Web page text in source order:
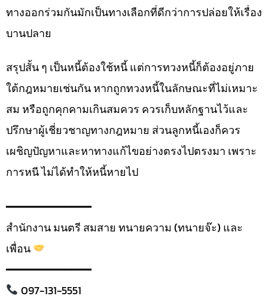
ทางออกร่วมกันมักเป็นทางเลือกที่ดีกว่าการปล่อยให้เรื่อง
บานปลาย
สรุปสั้น ๆ เป็นหนี้ต้องใช้หนี้ แต่การทวงหนี้ก็ต้องอยู่ภาย
ใต้กฎหมายเช่นกัน หากถูกทวงหนี้ในลักษณะที่ไม่เหมาะ
สม หรือถูกคุกคามเกินสมควร ควรเก็บหลักฐานไว้และ
ปรึกษาผู้เชี่ยวชาญทางกฎหมาย ส่วนลูกหนี้เองก็ควร
เผชิญปัญหาและหาทางแก้ไขอย่างตรงไปตรงมา เพราะ
การหนี ไม่ได้ทำให้หนี้หายไป
━━━━━━━━━━━━━
สำนักงาน มนตรี สมสาย ทนายความ (ทนายจ๊ะ) และ
เพื่อน
━━━━━━━━━━━━━
097-131-5551